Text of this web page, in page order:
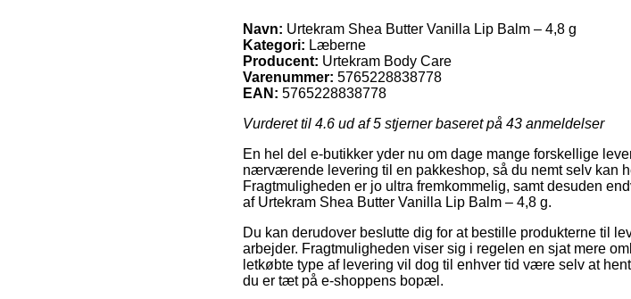
Navn: Urtekram Shea Butter Vanilla Lip Balm – 4,8 g
Kategori: Læberne
Producent: Urtekram Body Care
Varenummer: 5765228838778
EAN: 5765228838778
Vurderet til 4.6 ud af 5 stjerner baseret på 43 anmeldelser
En hel del e-butikker yder nu om dage mange forskellige
nærværende levering til en pakkeshop, så du nemt selv kan
Fragtmuligheden er jo ultra fremkommelig, samt desuden
af Urtekram Shea Butter Vanilla Lip Balm – 4,8 g.
Du kan derudover beslutte dig for at bestille produkterne til
arbejder. Fragtmuligheden viser sig i regelen en sjat mere
letkøbte type af levering vil dog til enhver tid være selv at
du er tæt på e-shoppens bopæl.